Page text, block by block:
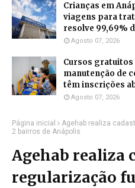
Crianças em
viagens para
resolve 99,69%
Agosto 07, 2026
Cursos
manutenção de
têm inscrições
Agosto 07, 2026
Página inicial
Agehab realiza
2 bairros de Anápolis
Agehab realiza
regularização